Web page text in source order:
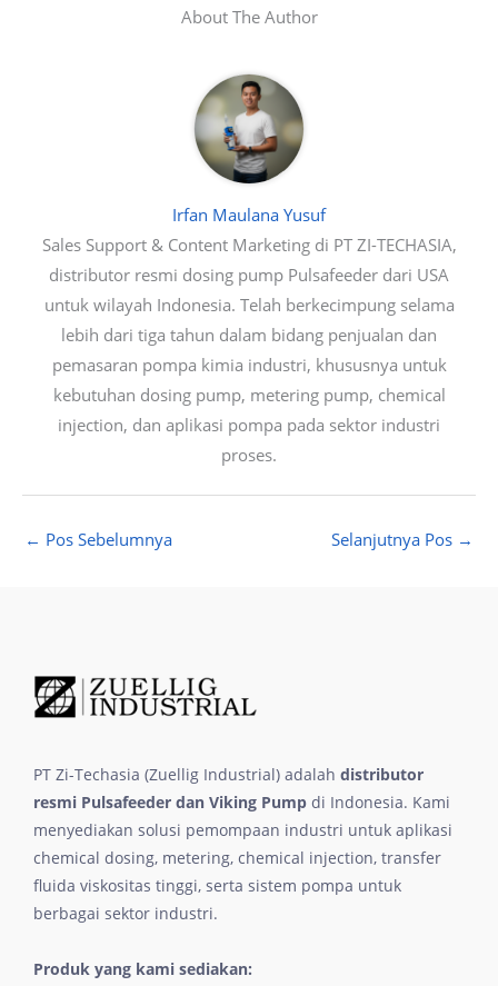
About The Author
Irfan Maulana Yusuf
Sales Support & Content Marketing di PT ZI-TECHASIA,
distributor resmi dosing pump Pulsafeeder dari USA
untuk wilayah Indonesia. Telah berkecimpung selama
lebih dari tiga tahun dalam bidang penjualan dan
pemasaran pompa kimia industri, khususnya untuk
kebutuhan dosing pump, metering pump, chemical
injection, dan aplikasi pompa pada sektor industri
proses.
← Pos Sebelumnya Selanjutnya Pos →
PT Zi-Techasia (Zuellig Industrial) adalah distributor
resmi Pulsafeeder dan Viking Pump di Indonesia. Kami
menyediakan solusi pemompaan industri untuk aplikasi
chemical dosing, metering, chemical injection, transfer
fluida viskositas tinggi, serta sistem pompa untuk
berbagai sektor industri.
Produk yang kami sediakan: